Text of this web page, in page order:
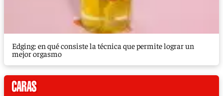
Edging: en qué consiste la técnica que permite lograr un
mejor orgasmo